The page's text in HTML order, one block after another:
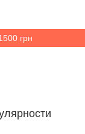
грн